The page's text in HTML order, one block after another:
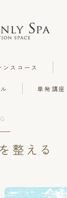
ンスコース
単発講座
性を高めるスク
整える